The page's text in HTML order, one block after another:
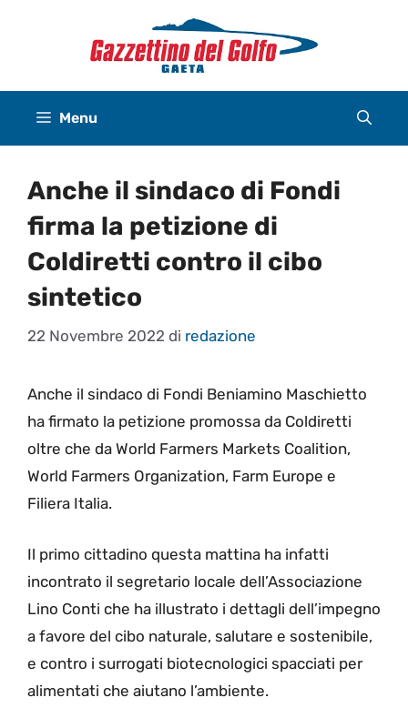
Menu
Anche il sindaco di Fondi
firma la petizione di
Coldiretti contro il cibo
sintetico
22 Novembre 2022 di redazione
Anche il sindaco di Fondi Beniamino Maschietto
ha firmato la petizione promossa da Coldiretti
oltre che da World Farmers Markets Coalition,
World Farmers Organization, Farm Europe e
Filiera Italia.
Il primo cittadino questa mattina ha infatti
incontrato il segretario locale dell’Associazione
Lino Conti che ha illustrato i dettagli dell’impegno
a favore del cibo naturale, salutare e sostenibile,
e contro i surrogati biotecnologici spacciati per
alimentati che aiutano l’ambiente.